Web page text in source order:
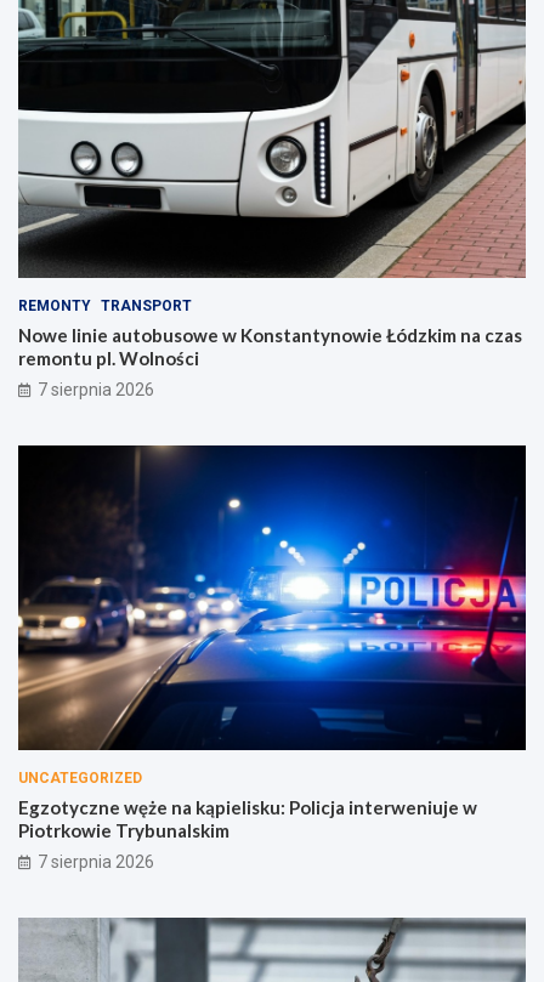
REMONTY TRANSPORT
Nowe linie autobusowe w Konstantynowie Łódzkim na czas
remontu pl. Wolności
7 sierpnia 2026
UNCATEGORIZED
Egzotyczne węże na kąpielisku: Policja interweniuje w
Piotrkowie Trybunalskim
7 sierpnia 2026